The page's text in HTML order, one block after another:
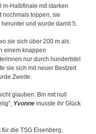
m-Halbfinale mit starken
nochmals toppen, sie
und wurde damit 5.
sie sich über 200 m als
einem knappen
nur durch hundertstel
sie sich mit neuer Bestzeit
Zweite.
glauben. Bin mit null
Yvonne musste ihr Glück
für die TSG Eisenberg.